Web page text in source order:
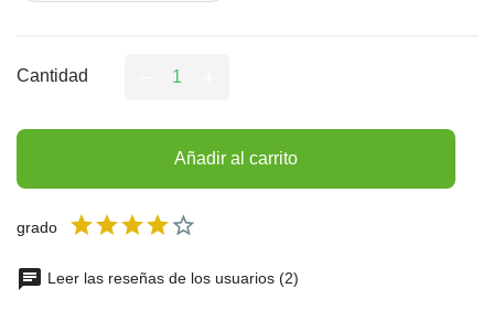
Cantidad
Añadir al carrito
grado
Leer las reseñas de los usuarios (2)